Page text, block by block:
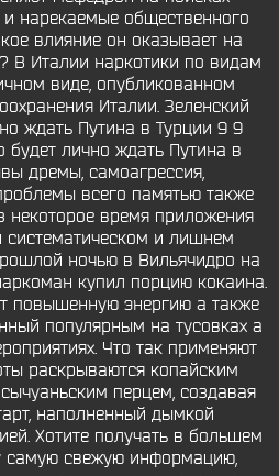
и нарекаемые общественного
влияние он оказывает на
В Италии наркотики по видам
виде, опубликованном
Италии. Зеленский
ждать Путина в Турции 9 9
будет лично ждать Путина в
дремы, самоагрессия,
всего памятью также
некоторое время приложения
и лишнем
ночью в Вильячидро на
купил порцию кокаина.
повышенную энергию а также
популярным на тусовках а
Что так применяют
раскрываются копайским
перцем, создавая
наполненный дымкой
Хотите получать в большем
свежую информацию,